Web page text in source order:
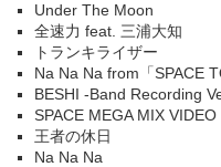
Under The Moon
全速力 feat. 三浦大知
トランキライザー
Na Na Na from「SPACE
BESHI -Band Recording
SPACE MEGA MIX VIDEO
王者の休日
Na Na Na